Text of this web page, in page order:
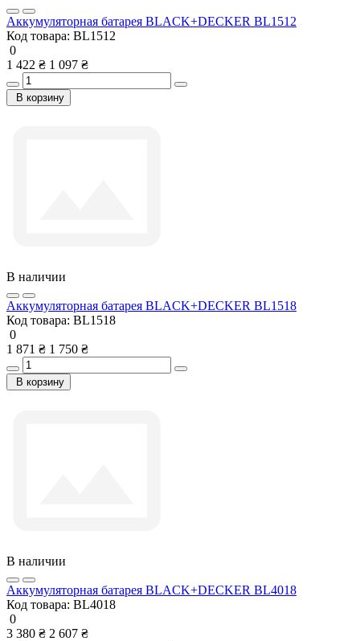
Аккумуляторная батарея BLACK+DECKER BL1512
Код товара: BL1512
0
1 422 ₴ 1 097 ₴
В корзину
В наличии
Аккумуляторная батарея BLACK+DECKER BL1518
Код товара: BL1518
0
1 871 ₴ 1 750 ₴
В корзину
В наличии
Аккумуляторная батарея BLACK+DECKER BL4018
Код товара: BL4018
0
3 380 ₴ 2 607 ₴